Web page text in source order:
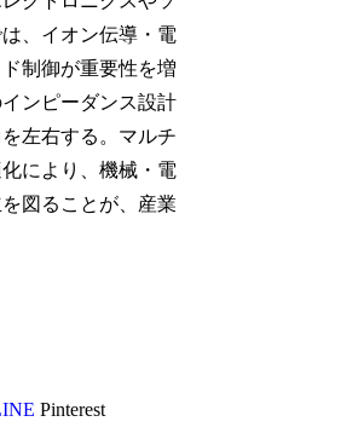
、イオン伝導・電
制御が重要性を増
ンピーダンス設計
左右する。マルチ
により、機械・電
図ることが、産業
Pinterest